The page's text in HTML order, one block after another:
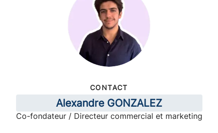
CONTACT
Alexandre GONZALEZ
Co-fondateur / Directeur commercial et marketing